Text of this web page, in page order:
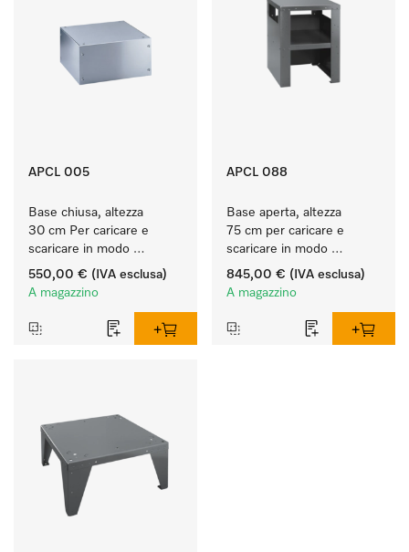
APCL 005
Base chiusa, altezza
30 cm Per caricare e
scaricare in modo
ergonomico la lavatrice e
l'essiccatoio.
550,00 € (IVA esclusa)
A magazzino
APCL 088
Base aperta, altezza
75 cm per caricare e
scaricare in modo
ergonomico la lavatrice e
l'essiccatoio.
845,00 € (IVA esclusa)
A magazzino